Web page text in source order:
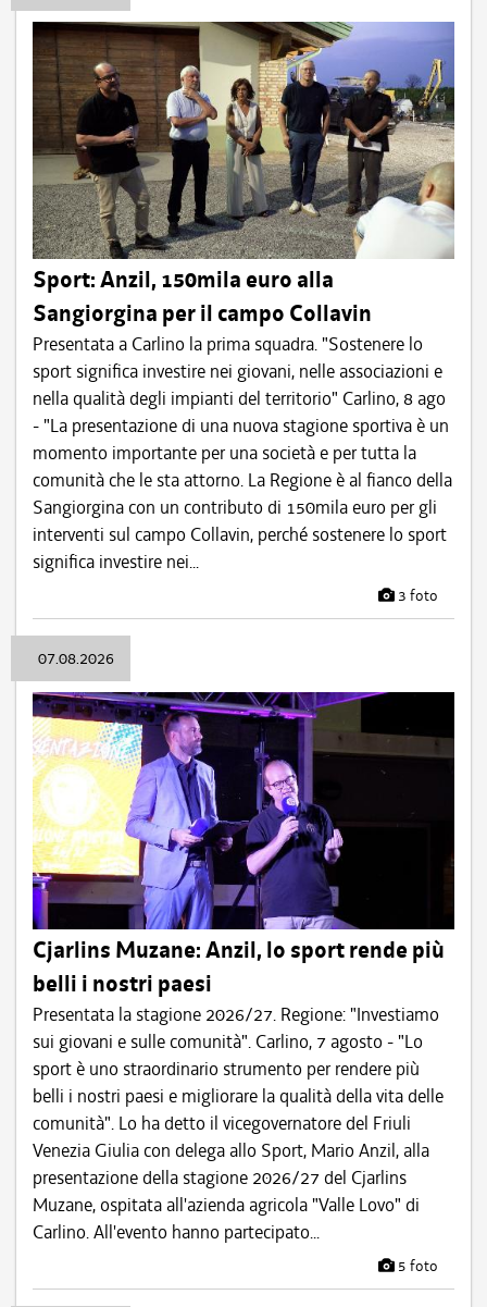
Sport: Anzil, 150mila euro alla
Sangiorgina per il campo Collavin
Presentata a Carlino la prima squadra. "Sostenere lo
sport significa investire nei giovani, nelle associazioni e
nella qualità degli impianti del territorio" Carlino, 8 ago
- "La presentazione di una nuova stagione sportiva è un
momento importante per una società e per tutta la
comunità che le sta attorno. La Regione è al fianco della
Sangiorgina con un contributo di 150mila euro per gli
interventi sul campo Collavin, perché sostenere lo sport
significa investire nei...
3 foto
07.08.2026
Cjarlins Muzane: Anzil, lo sport rende più
belli i nostri paesi
Presentata la stagione 2026/27. Regione: "Investiamo
sui giovani e sulle comunità". Carlino, 7 agosto - "Lo
sport è uno straordinario strumento per rendere più
belli i nostri paesi e migliorare la qualità della vita delle
comunità". Lo ha detto il vicegovernatore del Friuli
Venezia Giulia con delega allo Sport, Mario Anzil, alla
presentazione della stagione 2026/27 del Cjarlins
Muzane, ospitata all'azienda agricola "Valle Lovo" di
Carlino. All'evento hanno partecipato...
5 foto